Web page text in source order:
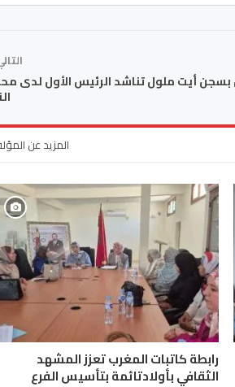
بسجن أيت ملول تناشد الرئيس الأول لدى
المزيد عن
رابطة كاتبات المغرب تعزز المشهد
الثقافي بأولادتائمة بتأسيس الفرع